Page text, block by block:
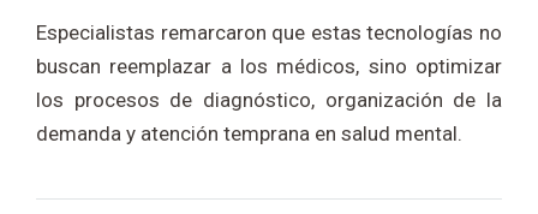
Especialistas remarcaron que estas tecnologías no
buscan reemplazar a los médicos, sino optimizar
los procesos de diagnóstico, organización de la
demanda y atención temprana en salud mental.